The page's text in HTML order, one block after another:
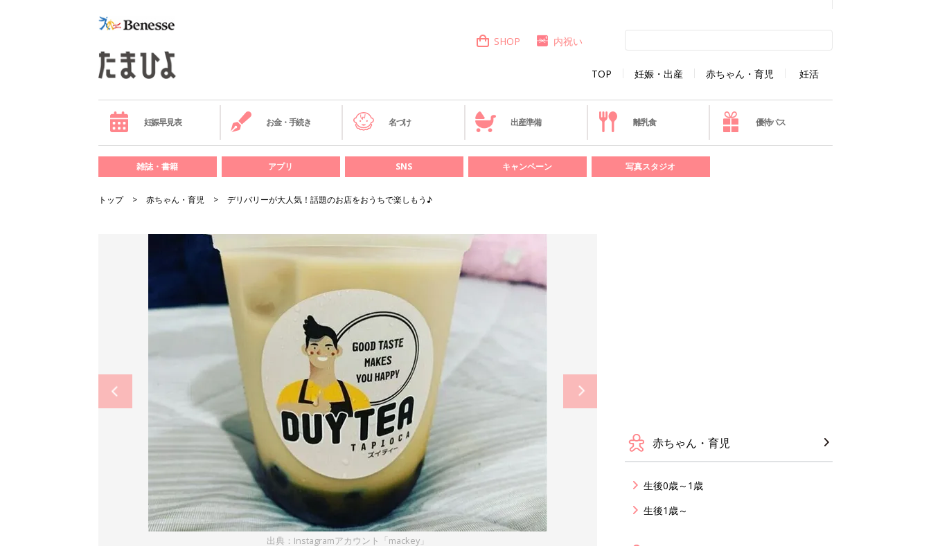
TOP 妊娠・出産 赤ちゃん・育児 妊活
SHOP 内祝い
妊娠早見表 お金・手続き 名づけ 出産準備 離乳食 優待パス
雑誌・書籍 アプリ SNS キャンペーン 写真スタジオ
トップ 赤ちゃん・育児 デリバリーが大人気！話題のお店をおうちで楽しもう♪
出典：Instagramアカウント「mackey」
赤ちゃん・育児
生後0歳～1歳
生後1歳～